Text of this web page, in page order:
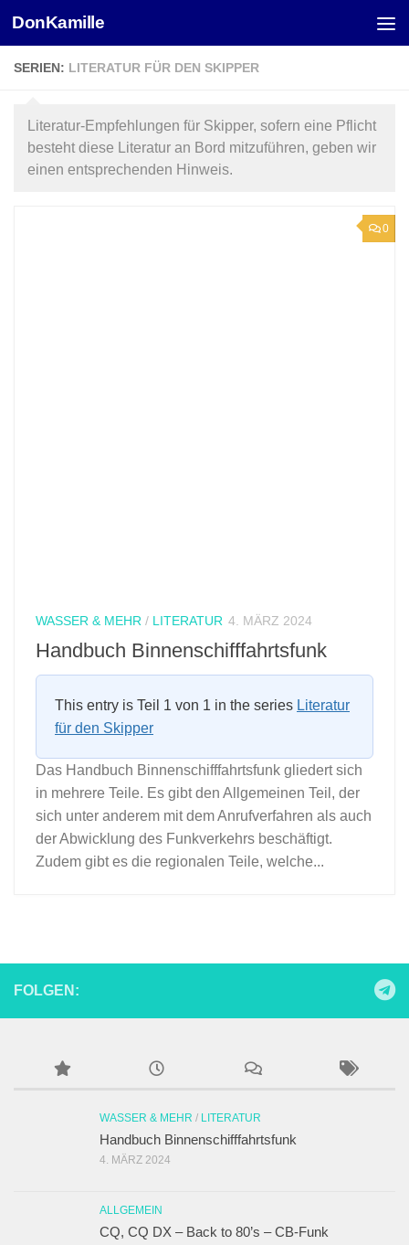
Unter dem Inhalt
DonKamille
SERIEN: LITERATUR FÜR DEN SKIPPER
Literatur-Empfehlungen für Skipper, sofern eine Pflicht
besteht diese Literatur an Bord mitzuführen, geben wir
einen entsprechenden Hinweis.
0
WASSER & MEHR / LITERATUR 4. MÄRZ 2024
Handbuch Binnenschifffahrtsfunk
This entry is Teil 1 von 1 in the series Literatur
für den Skipper
Das Handbuch Binnenschifffahrtsfunk gliedert sich
in mehrere Teile. Es gibt den Allgemeinen Teil, der
sich unter anderem mit dem Anrufverfahren als auch
der Abwicklung des Funkverkehrs beschäftigt.
Zudem gibt es die regionalen Teile, welche...
FOLGEN:
WASSER & MEHR / LITERATUR
Handbuch Binnenschifffahrtsfunk
4. MÄRZ 2024
ALLGEMEIN
CQ, CQ DX – Back to 80’s – CB-Funk